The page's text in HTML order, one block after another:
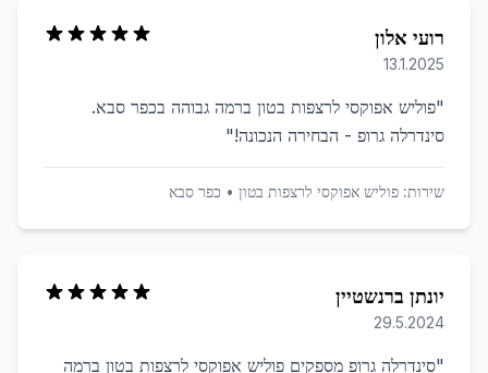
רועי אלון
13.1.2025
"פוליש אפוקסי לרצפות בטון ברמה גבוהה בכפר סבא.
סינדרלה גרופ - הבחירה הנכונה!"
שירות: פוליש אפוקסי לרצפות בטון • כפר סבא
יונתן ברנשטיין
29.5.2024
"סינדרלה גרופ מספקים פוליש אפוקסי לרצפות בטון ברמה